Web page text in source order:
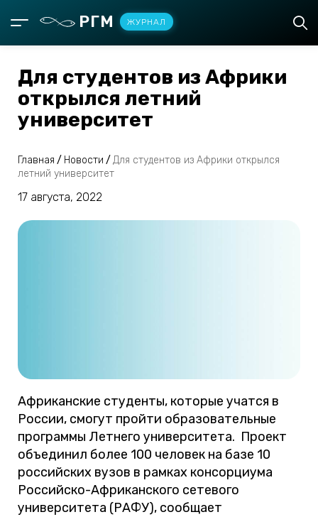
РГМ ЖУРНАЛ
Для студентов из Африки
открылся летний
университет
Главная / Новости / Для студентов из Африки открылся
летний университет
17 августа, 2022
Африканские студенты, которые учатся в
России, смогут пройти образовательные
программы Летнего университета. Проект
объединил более 100 человек на базе 10
российских вузов в рамках консорциума
Российско-Африканского сетевого
университета (РАФУ), сообщает